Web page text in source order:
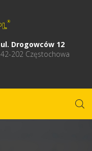
ul. Drogowców 12
42-202 Częstochowa